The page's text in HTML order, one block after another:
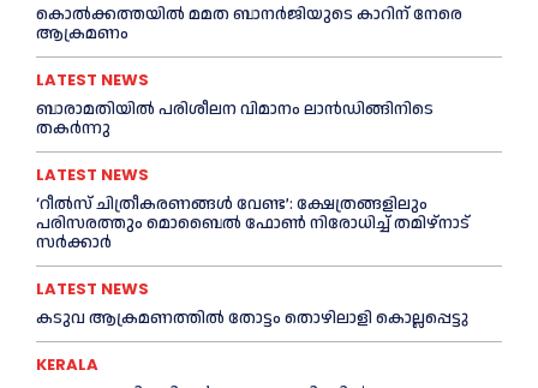
കൊല്‍ക്കത്തയില്‍ മമത ബാനര്‍ജിയുടെ കാറിന് നേരെ
ആക്രമണം
LATEST NEWS
ബാരാമതിയില്‍ പരിശീലന വിമാനം ലാന്‍ഡിങ്ങിനിടെ
തകര്‍ന്നു
LATEST NEWS
‘റീല്‍സ് ചിത്രീകരണങ്ങള്‍ വേണ്ട’: ക്ഷേത്രങ്ങളിലും
പരിസരത്തും മൊബൈല്‍ ഫോണ്‍ നിരോധിച്ച്‌ തമിഴ്നാട്
സര്‍ക്കാര്‍
LATEST NEWS
കടുവ ആക്രമണത്തില്‍ തോട്ടം തൊഴിലാളി കൊല്ലപ്പെട്ടു
KERALA